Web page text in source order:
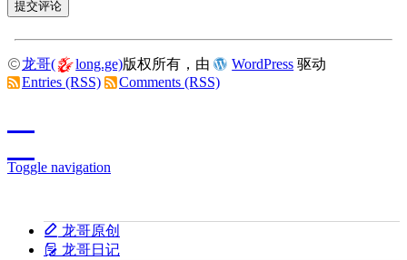
龙哥( long.ge)版权所有，由 WordPress 驱动
Entries (RSS)
Comments (RSS)
Toggle navigation
龙哥原创
龙哥日记